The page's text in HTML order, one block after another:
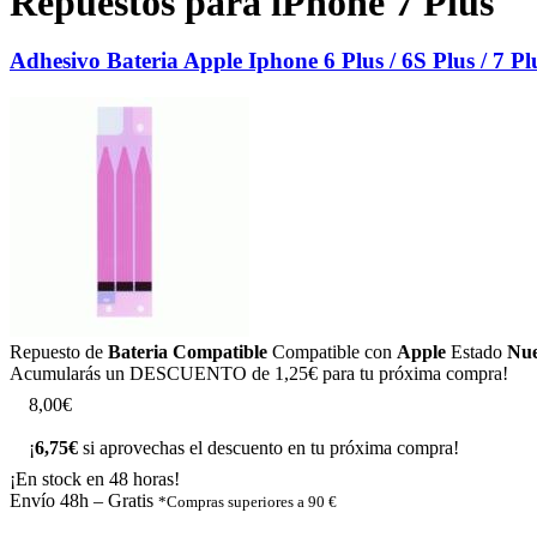
Adhesivo Bateria Apple Iphone 6 Plus / 6S Plus / 7
Repuesto de Bateria Compatible Compatible con Apple Estado
Acumularás un DESCUENTO de 1,25€ para tu próxima compra!
8,00€
¡6,75€ si aprovechas el descuento en tu próxima compra!
¡En stock en 48 horas!
Envío 48h – Gratis *Compras superiores a 90 €